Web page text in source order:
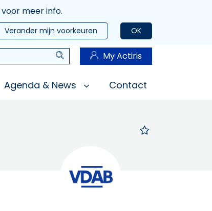
voor meer info.
OK
Verander mijn voorkeuren
Zoeken My Actiris
Agenda & News Contact